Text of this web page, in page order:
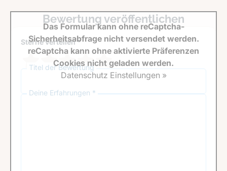
Bewertung veröffentlichen
Sterne verteilen *
Titel der Bewertung
Deine Erfahrungen *
Das Formular kann ohne reCaptcha-
Sicherheitsabfrage nicht versendet werden.
reCaptcha kann ohne aktivierte Präferenzen
Cookies nicht geladen werden.
Datenschutz Einstellungen »